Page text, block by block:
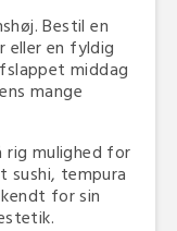
Bestil en
eller en fyldig
middag
mange
rig mulighed for
sushi, tempura
kendt for sin